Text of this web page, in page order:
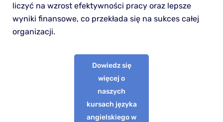
liczyć na wzrost efektywności pracy oraz lepsze
wyniki finansowe, co przekłada się na sukces całej
organizacji.
Dowiedz się
więcej o
naszych
kursach języka
angielskiego w